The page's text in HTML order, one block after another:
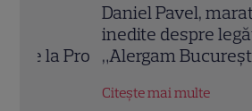
Daniel Pavel, maraton în
inedite despre legătura
„Alergam Bucureștii,
Citește mai multe